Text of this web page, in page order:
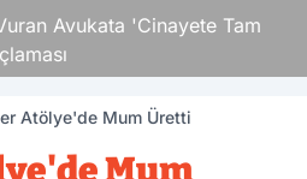
Avukata 'Cinayete Tam
Atölye'de Mum Üretti